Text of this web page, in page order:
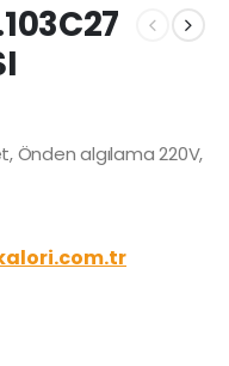
Önden algılama 220V,